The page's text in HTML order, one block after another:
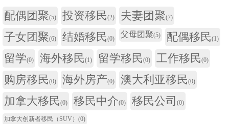
配偶团聚(5) 投资移民(2) 夫妻团聚(7)
子女团聚(6) 结婚移民(0) 父母团聚(5) 配偶移民(1)
留学(0) 海外移民(1) 留学移民(0) 工作移民(0)
购房移民(0) 海外房产(0) 澳大利亚移民(0)
加拿大移民(0) 移民中介(0) 移民公司 (0)
加拿大创新者移民（SUV） (0)